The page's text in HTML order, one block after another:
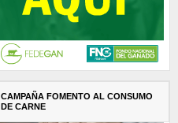
CAMPAÑA FOMENTO AL CONSUMO
DE CARNE